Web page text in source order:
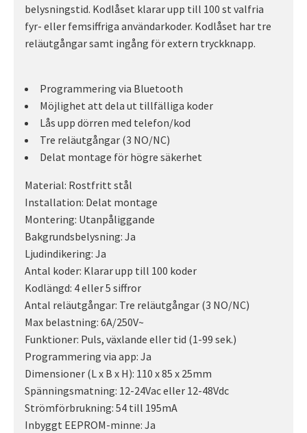
belysningstid. Kodlåset klarar upp till 100 st valfria
fyr- eller femsiffriga användarkoder. Kodlåset har tre
reläutgångar samt ingång för extern tryckknapp.
Programmering via Bluetooth
Möjlighet att dela ut tillfälliga koder
Lås upp dörren med telefon/kod
Tre reläutgångar (3 NO/NC)
Delat montage för högre säkerhet
Material: Rostfritt stål
Installation: Delat montage
Montering: Utanpåliggande
Bakgrundsbelysning: Ja
Ljudindikering: Ja
Antal koder: Klarar upp till 100 koder
Kodlängd: 4 eller 5 siffror
Antal reläutgångar: Tre reläutgångar (3 NO/NC)
Max belastning: 6A/250V~
Funktioner: Puls, växlande eller tid (1-99 sek.)
Programmering via app: Ja
Dimensioner (L x B x H): 110 x 85 x 25mm
Spänningsmatning: 12-24Vac eller 12-48Vdc
Strömförbrukning: 54 till 195mA
Inbyggt EEPROM-minne: Ja